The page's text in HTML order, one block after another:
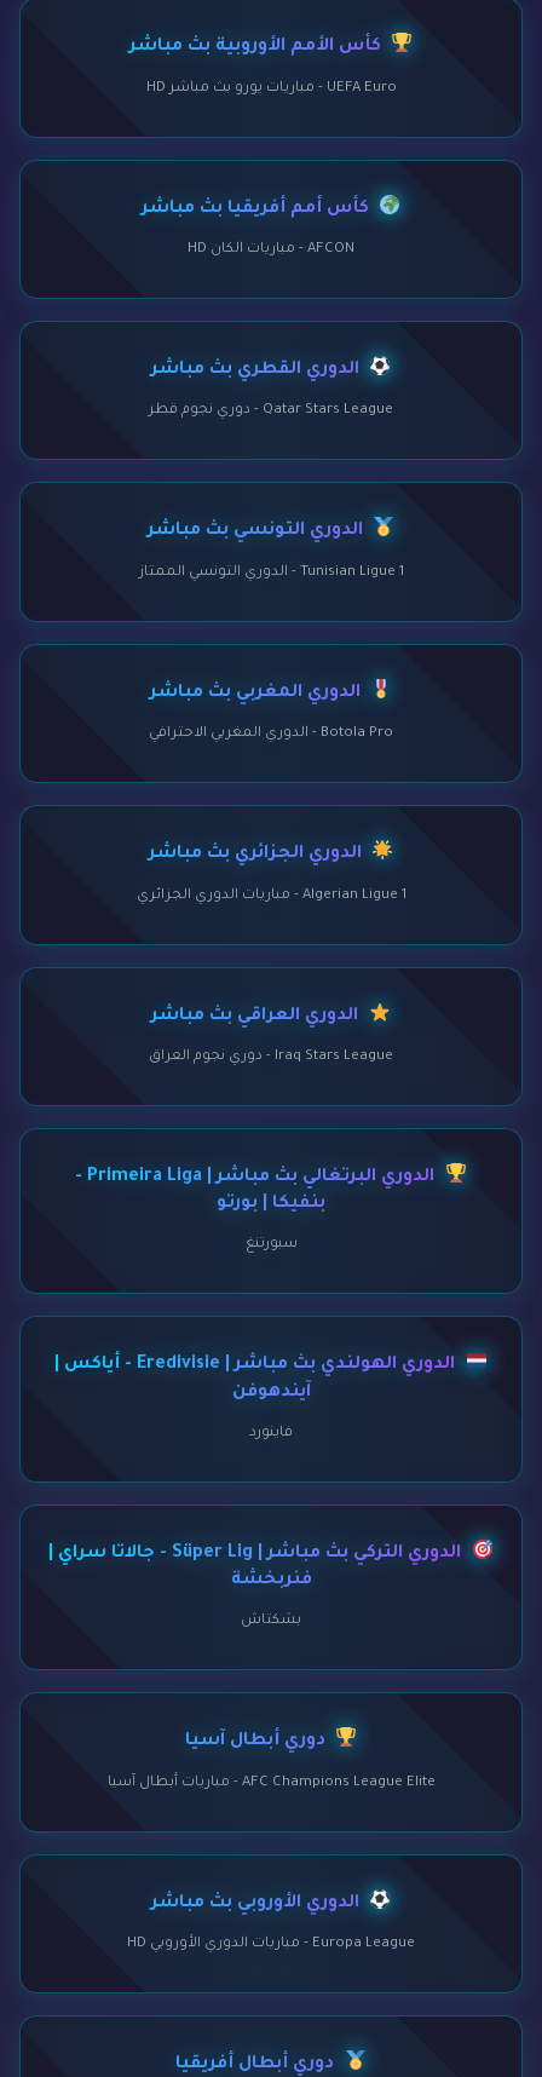
كأس الأمم الأوروبية بث مباشر
UEFA Euro - مباريات يورو بث مباشر HD
كأس أمم أفريقيا بث مباشر
AFCON - مباريات الكان HD
الدوري القطري بث مباشر
Qatar Stars League - دوري نجوم قطر
الدوري التونسي بث مباشر
Tunisian Ligue 1 - الدوري التونسي الممتاز
الدوري المغربي بث مباشر
Botola Pro - الدوري المغربي الاحترافي
الدوري الجزائري بث مباشر
Algerian Ligue 1 - مباريات الدوري الجزائري
الدوري العراقي بث مباشر
Iraq Stars League - دوري نجوم العراق
الدوري البرتغالي بث مباشر | Primeira Liga -
بنفيكا | بورتو
سبورتنغ
الدوري الهولندي بث مباشر | Eredivisie - أياكس |
آيندهوفن
فاينورد
الدوري التركي بث مباشر | Süper Lig - جالاتا سراي |
فنربخشة
بشكتاش
دوري أبطال آسيا
AFC Champions League Elite - مباريات أبطال آسيا
الدوري الأوروبي بث مباشر
Europa League - مباريات الدوري الأوروبي HD
دوري أبطال أفريقيا